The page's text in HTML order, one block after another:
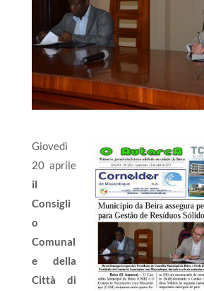
Giovedì
20 aprile
il
Consigli
o
Comunal
e della
Città di